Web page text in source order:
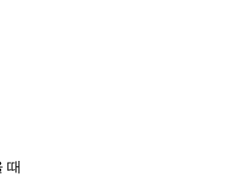
때